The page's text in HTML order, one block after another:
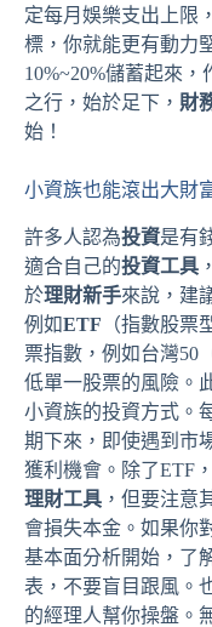
定每月娛樂支出上限
標，你就能更有動力
10%~20%儲蓄起來，
之行，始於足下， 財
始！
小資族也能滾出大財
許多人認為投資是有
適合自己的投資工具
於理財新手來說，建
例如ETF （指數股票
票指數，例如台灣50
低單一股票的風險。
小資族的投資方式。
期下來，即使遇到市
獲利機會。除了ETF，
理財工具 ，但要注意
會損失本金。如果你
基本面分析開始，了
表，不要盲目跟風。
的經理人幫你操盤。